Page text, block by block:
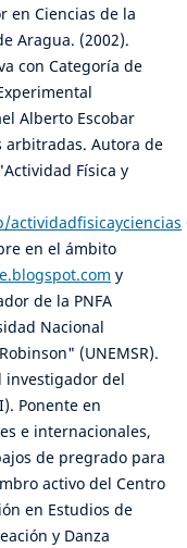
en Ciencias de la
Aragua. (2002).
con Categoría de
Alberto Escobar
arbitradas. Autora de
Física y
en el ámbito
y
de la PNFA
Nacional
(UNEMSR).
investigador del
Ponente en
e internacionales,
de pregrado para
activo del Centro
en Estudios de
y Danza